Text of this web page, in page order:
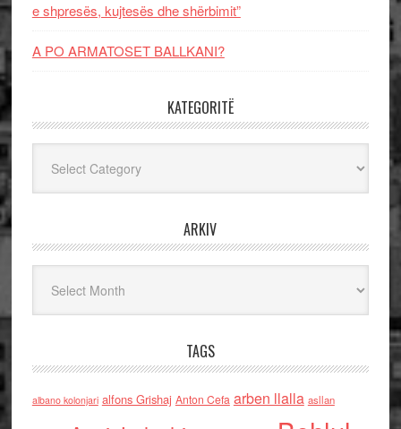
e shpresës, kujtesës dhe shërbimit”
A PO ARMATOSET BALLKANI?
KATEGORITË
ARKIV
TAGS
albano kolonjari alfons Grishaj Anton Cefa arben llalla asllan